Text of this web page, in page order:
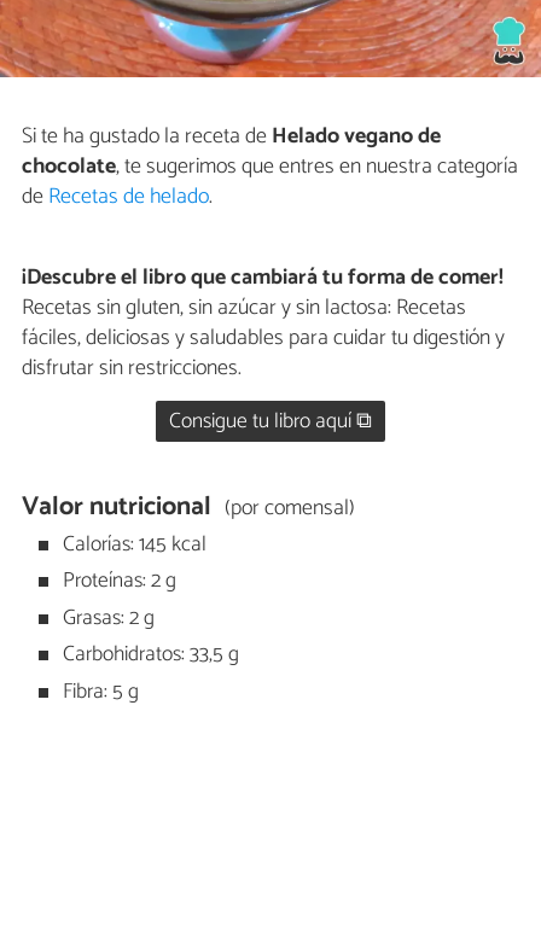
Si te ha gustado la receta deHelado vegano de
chocolate, te sugerimos que entres en nuestra categoría
deRecetas de helado.
¡Descubre el libro que cambiará tu forma de comer!
Recetas sin gluten, sin azúcar y sin lactosa: Recetas
fáciles, deliciosas y saludables para cuidar tu digestión y
disfrutar sin restricciones.
Consigue tu libro aquí ⧉
Valor nutricional (por comensal)
Calorías: 145 kcal
Proteínas: 2 g
Grasas: 2 g
Carbohidratos: 33,5 g
Fibra: 5 g